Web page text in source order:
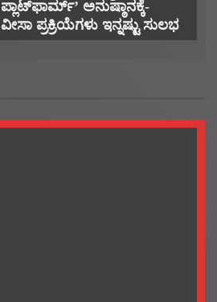
ಪ್ಲಾಟ್‌ಫಾರ್ಮ್’ ಅನುಷ್ಠಾನಕ್ಕೆ-
ವೀಸಾ ಪ್ರಕ್ರಿಯೆಗಳು ಇನ್ನಷ್ಟು ಸುಲಭ